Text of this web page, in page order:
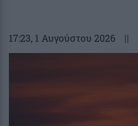
17:23, 1 Αυγούστου 2026 ||